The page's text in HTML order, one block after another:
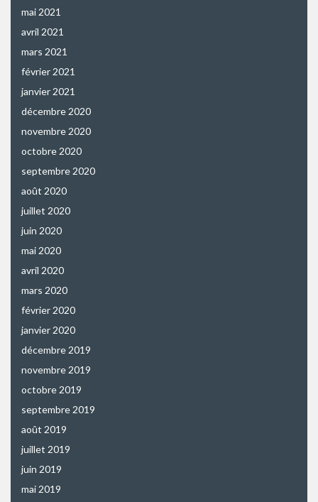
mai 2021
avril 2021
mars 2021
février 2021
janvier 2021
décembre 2020
novembre 2020
octobre 2020
septembre 2020
août 2020
juillet 2020
juin 2020
mai 2020
avril 2020
mars 2020
février 2020
janvier 2020
décembre 2019
novembre 2019
octobre 2019
septembre 2019
août 2019
juillet 2019
juin 2019
mai 2019